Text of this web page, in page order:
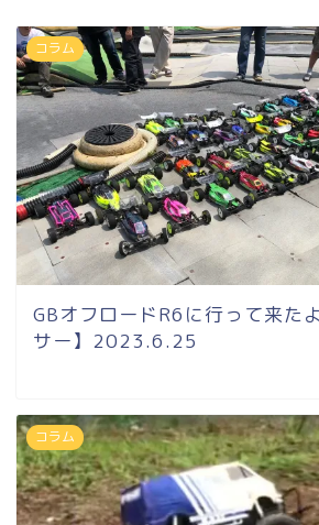
コラム
GBオフロードR6に行って来た
サー】2023.6.25
コラム